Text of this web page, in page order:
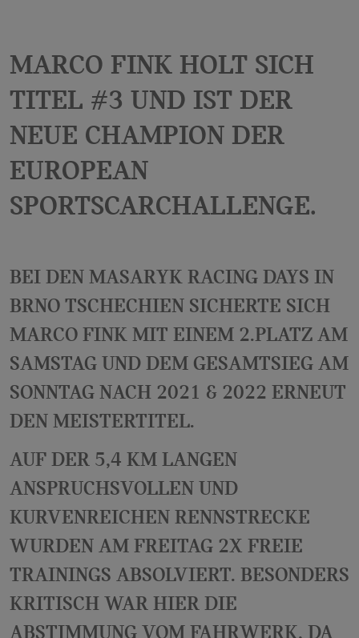
Marco Fink holt sich
Titel #3 und ist der
neue Champion der
European
SportsCarChallenge.
Bei den Masaryk Racing Days in
Brno Tschechien sicherte sich
Marco Fink mit einem 2.Platz am
Samstag und dem Gesamtsieg am
Sonntag nach 2021 & 2022 erneut
den Meistertitel.
Auf der 5,4 km langen
anspruchsvollen und
kurvenreichen Rennstrecke
wurden am Freitag 2x Freie
Trainings absolviert. Besonders
kritisch war hier die
Abstimmung vom Fahrwerk, da